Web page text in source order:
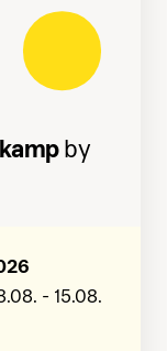
by
- 15.08.